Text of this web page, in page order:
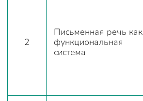
2
Письменная речь как
функциональная
система